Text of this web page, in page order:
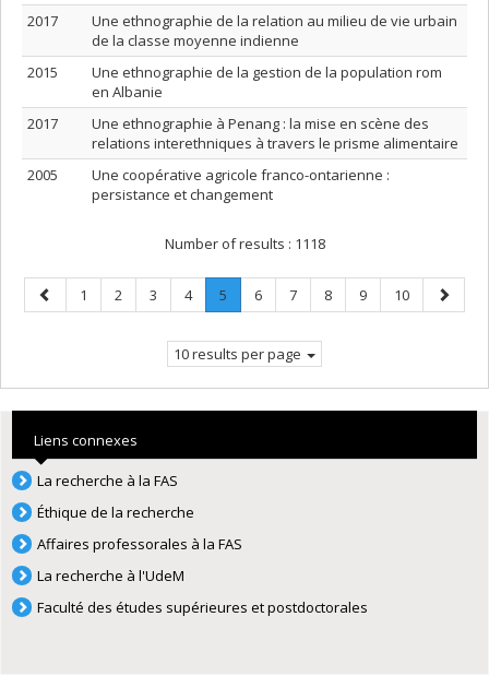
2017
Une ethnographie de la relation au milieu de vie urbain
de la classe moyenne indienne
2015
Une ethnographie de la gestion de la population rom
en Albanie
2017
Une ethnographie à Penang : la mise en scène des
relations interethniques à travers le prisme alimentaire
2005
Une coopérative agricole franco-ontarienne :
persistance et changement
Number of results : 1118
Previous
page
Page
1 Page
2 Page
3 Page
4 Page
5
Current
Page
6 Page
7 Page
8 Page
9 Page
10
Next
page
10 results per page
Liens connexes
La recherche à la FAS
Éthique de la recherche
Affaires professorales à la FAS
La recherche à l'UdeM
Faculté des études supérieures et postdoctorales